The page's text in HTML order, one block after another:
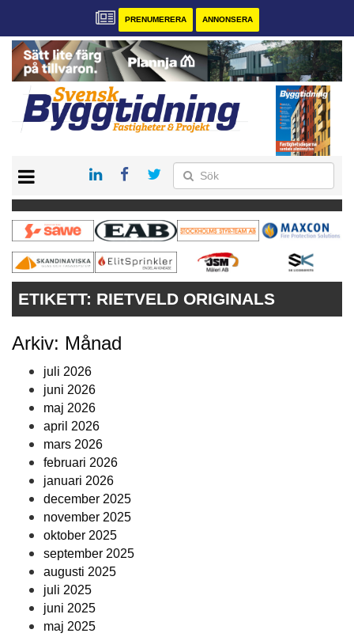
PRENUMERERA ANNONSERA
PRENUMERERA
VÅRA ANDRA MAGASIN
ANNONSERA
KONTAKT
ETIKETT: RIETVELD ORIGINALS
Arkiv: Månad
juli 2026
juni 2026
maj 2026
april 2026
mars 2026
februari 2026
januari 2026
december 2025
november 2025
oktober 2025
september 2025
augusti 2025
juli 2025
juni 2025
maj 2025